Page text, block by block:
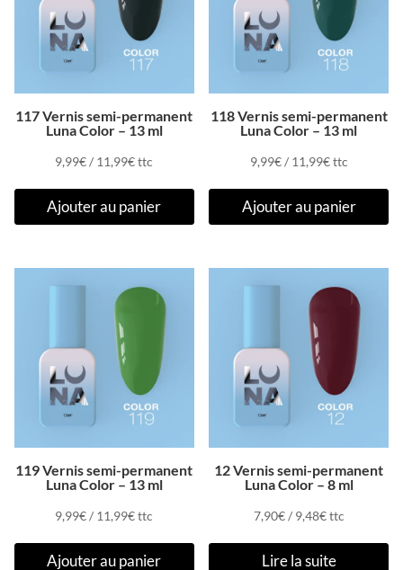
117 Vernis semi-permanent
Luna Color – 13 ml
9,99€/ 11,99€ttc
Ajouter au panier
118 Vernis semi-permanent
Luna Color – 13 ml
9,99€/ 11,99€ttc
Ajouter au panier
119 Vernis semi-permanent
Luna Color – 13 ml
9,99€/ 11,99€ttc
Ajouter au panier
12 Vernis semi-permanent
Luna Color – 8 ml
7,90€/ 9,48€ttc
Lire la suite